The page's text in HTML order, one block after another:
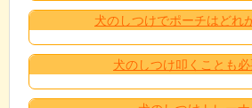
犬のしつけでポーチはどれ
犬のしつけ叩くことも必